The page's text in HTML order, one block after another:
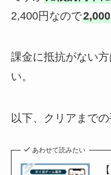
2,400円なので
課金に抵抗がない
い。
以下、クリアまで
あわせて読みたい